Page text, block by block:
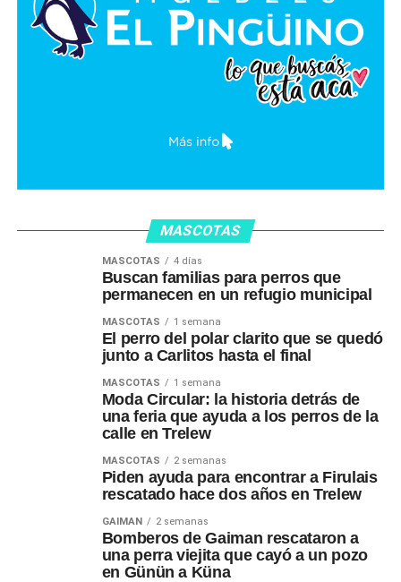
MASCOTAS
MASCOTAS 4 días
Buscan familias para perros que
permanecen en un refugio municipal
MASCOTAS 1 semana
El perro del polar clarito que se quedó
junto a Carlitos hasta el final
MASCOTAS 1 semana
Moda Circular: la historia detrás de
una feria que ayuda a los perros de la
calle en Trelew
MASCOTAS 2 semanas
Piden ayuda para encontrar a Firulais
rescatado hace dos años en Trelew
GAIMAN 2 semanas
Bomberos de Gaiman rescataron a
una perra viejita que cayó a un pozo
en Günün a Küna